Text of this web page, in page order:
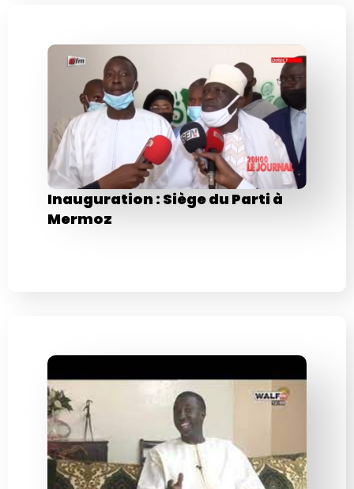
Inauguration : Siège du Parti à
Mermoz